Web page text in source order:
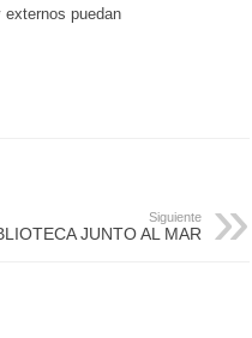
puedan
Siguiente
JUNTO AL MAR